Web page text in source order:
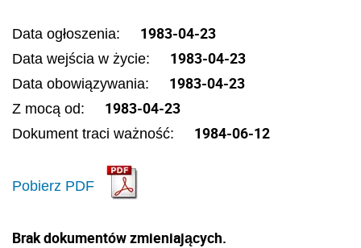
Data ogłoszenia: 1983-04-23
Data wejścia w życie: 1983-04-23
Data obowiązywania: 1983-04-23
Z mocą od: 1983-04-23
Dokument traci ważność: 1984-06-12
Pobierz PDF
Brak dokumentów zmieniających.